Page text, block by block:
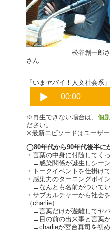
松谷創一郎
さん
「いまヤバイ！人文社会系
※再生できない場合は、 個
ださい。
※最新エピソードはユーザ
◯80年代から90年代後半に
・言葉の中身に付随してく
→感染関係が誕生しシー
・トークイベントを仕掛け
・感染力のターニングポイ
→なんとも名前がついて
・サブカルチャーから社会
（charlie）
→言葉だけが遊離してヤ
→目の前の出来事と言葉が
→charlieが宮台真司を初め